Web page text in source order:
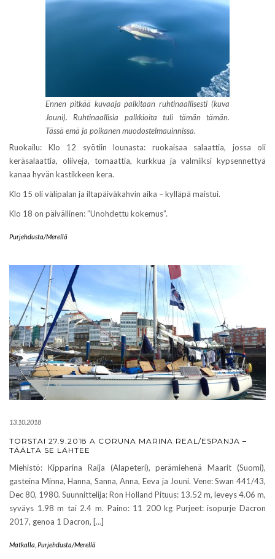
Ennen pitkää kuvaaja palkitaan ruhtinaallisesti (kuva
Jouni). Ruhtinaallisia palkkioita tuli tämän tämän.
Tässä emä ja poikanen muodostelmauinnissa.
Ruokailu: Klo 12 syötiin lounasta: ruokaisaa salaattia, jossa oli
keräsalaattia, oliiveja, tomaattia, kurkkua ja valmiiksi kypsennettyä
kanaa hyvän kastikkeen kera.
Klo 15 oli välipalan ja iltapäiväkahvin aika – kylläpä maistui.
Klo 18 on päivällinen: ”Unohdettu kokemus”.
Purjehdusta/Merellä
13.10.2018
TORSTAI 27.9.2018 A CORUNA MARINA REAL/ESPANJA –
TÄÄLTÄ SE LÄHTEE
Miehistö: Kipparina Raija (Alapeteri), perämiehenä Maarit (Suomi),
gasteina Minna, Hanna, Sanna, Anna, Eeva ja Jouni. Vene: Swan 441/43,
Dec 80, 1980. Suunnittelija: Ron Holland Pituus: 13.52 m, leveys 4.06 m,
syväys 1.98 m tai 2.4 m. Paino: 11 200 kg Purjeet: isopurje Dacron
2017, genoa 1 Dacron, […]
Matkalla Purjehdusta/Merellä